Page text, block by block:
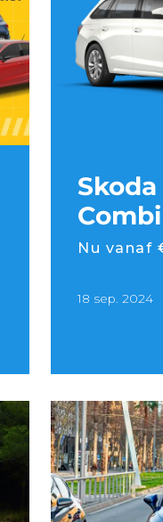
Nu vanaf
18 sep. 2024